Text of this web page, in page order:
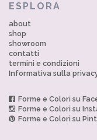
ESPLORA
about
shop
showroom
contatti
termini e condizioni
Informativa sulla
Forme e Colori su
Forme e Colori su
Forme e Colori su